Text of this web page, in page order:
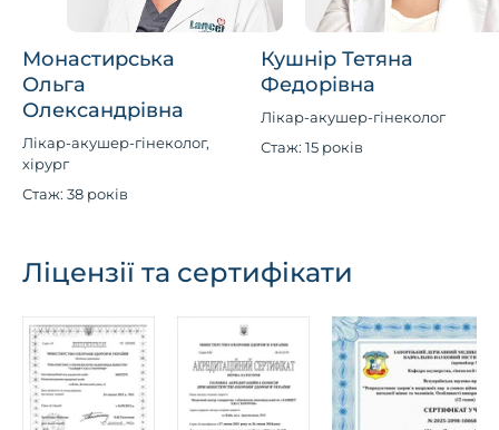
Монастирська
Ольга
Олександрівна
Лікар-акушер-гінеколог,
хірург
Стаж: 38 років
Кушнір Тетяна
Федорівна
Лікар-акушер-гінеколог
Стаж: 15 років
Ліцензії та сертифікати